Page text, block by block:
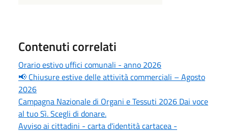
Contenuti correlati
Orario estivo uffici comunali - anno 2026
📢 Chiusure estive delle attività commerciali – Agosto
2026
Campagna Nazionale di Organi e Tessuti 2026 Dai voce
al tuo Sì. Scegli di donare.
Avviso ai cittadini - carta d'identità cartacea -